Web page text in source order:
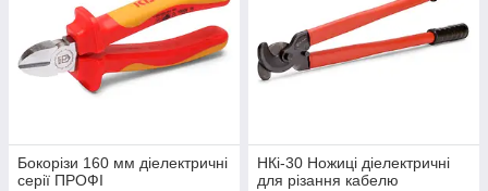
Бокорізи 160 мм діелектричні
серії ПРОФІ
НКі-30 Ножиці діелектричні
для різання кабелю